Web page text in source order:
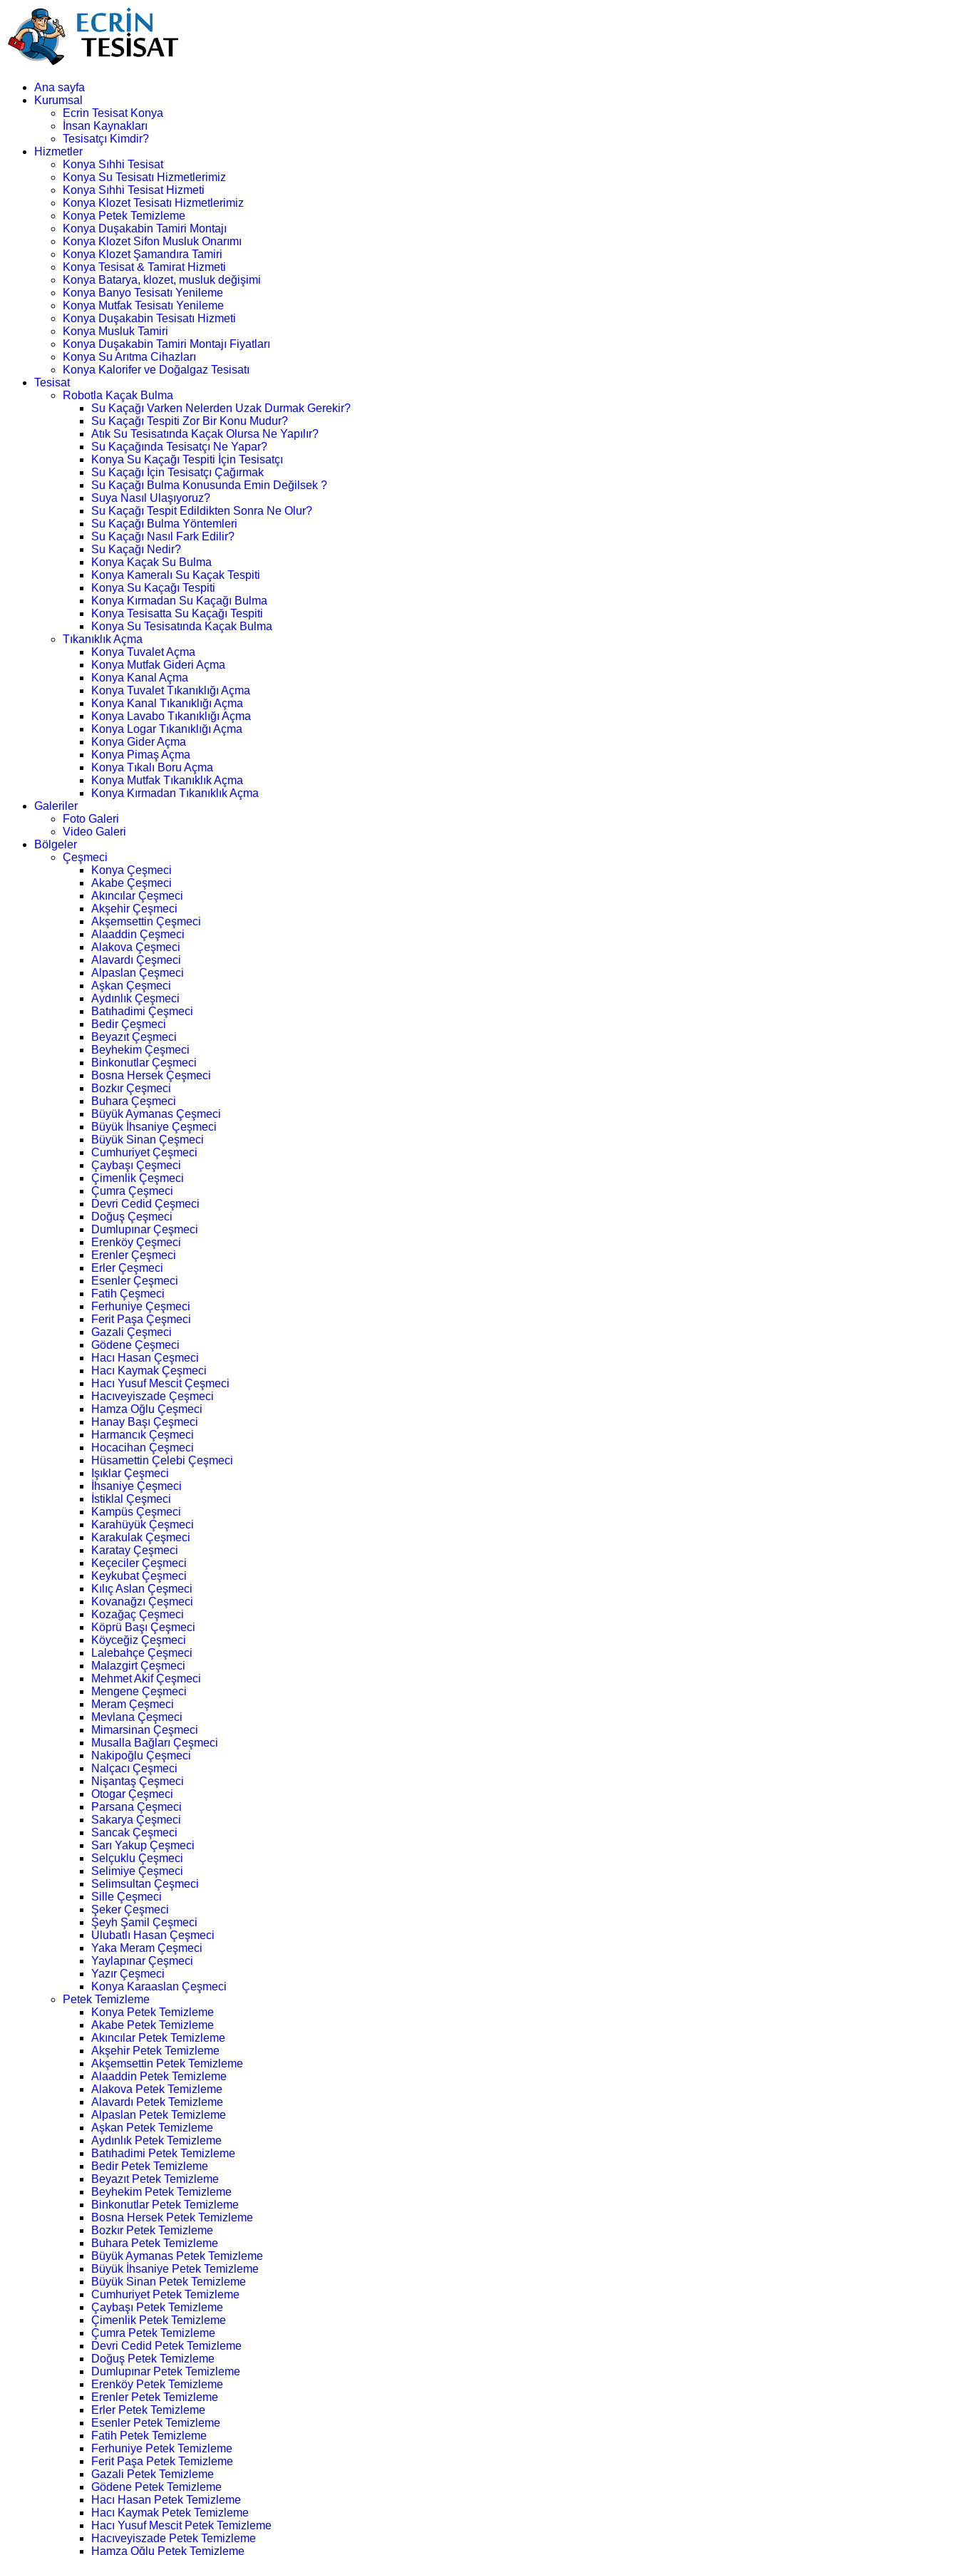
Ana sayfa
Kurumsal
Ecrin Tesisat Konya
İnsan Kaynakları
Tesisatçı Kimdir?
Hizmetler
Konya Sıhhi Tesisat
Konya Su Tesisatı Hizmetlerimiz
Konya Sıhhi Tesisat Hizmeti
Konya Klozet Tesisatı Hizmetlerimiz
Konya Petek Temizleme
Konya Duşakabin Tamiri Montajı
Konya Klozet Sifon Musluk Onarımı
Konya Klozet Şamandıra Tamiri
Konya Tesisat & Tamirat Hizmeti
Konya Batarya, klozet, musluk değişimi
Konya Banyo Tesisatı Yenileme
Konya Mutfak Tesisatı Yenileme
Konya Duşakabin Tesisatı Hizmeti
Konya Musluk Tamiri
Konya Duşakabin Tamiri Montajı Fiyatları
Konya Su Arıtma Cihazları
Konya Kalorifer ve Doğalgaz Tesisatı
Tesisat
Robotla Kaçak Bulma
Su Kaçağı Varken Nelerden Uzak Durmak Gerekir?
Su Kaçağı Tespiti Zor Bir Konu Mudur?
Atık Su Tesisatında Kaçak Olursa Ne Yapılır?
Su Kaçağında Tesisatçı Ne Yapar?
Konya Su Kaçağı Tespiti İçin Tesisatçı
Su Kaçağı İçin Tesisatçı Çağırmak
Su Kaçağı Bulma Konusunda Emin Değilsek ?
Suya Nasıl Ulaşıyoruz?
Su Kaçağı Tespit Edildikten Sonra Ne Olur?
Su Kaçağı Bulma Yöntemleri
Su Kaçağı Nasıl Fark Edilir?
Su Kaçağı Nedir?
Konya Kaçak Su Bulma
Konya Kameralı Su Kaçak Tespiti
Konya Su Kaçağı Tespiti
Konya Kırmadan Su Kaçağı Bulma
Konya Tesisatta Su Kaçağı Tespiti
Konya Su Tesisatında Kaçak Bulma
Tıkanıklık Açma
Konya Tuvalet Açma
Konya Mutfak Gideri Açma
Konya Kanal Açma
Konya Tuvalet Tıkanıklığı Açma
Konya Kanal Tıkanıklığı Açma
Konya Lavabo Tıkanıklığı Açma
Konya Logar Tıkanıklığı Açma
Konya Gider Açma
Konya Pimaş Açma
Konya Tıkalı Boru Açma
Konya Mutfak Tıkanıklık Açma
Konya Kırmadan Tıkanıklık Açma
Galeriler
Foto Galeri
Video Galeri
Bölgeler
Çeşmeci
Konya Çeşmeci
Akabe Çeşmeci
Akıncılar Çeşmeci
Akşehir Çeşmeci
Akşemsettin Çeşmeci
Alaaddin Çeşmeci
Alakova Çeşmeci
Alavardı Çeşmeci
Alpaslan Çeşmeci
Aşkan Çeşmeci
Aydınlık Çeşmeci
Batıhadimi Çeşmeci
Bedir Çeşmeci
Beyazıt Çeşmeci
Beyhekim Çeşmeci
Binkonutlar Çeşmeci
Bosna Hersek Çeşmeci
Bozkır Çeşmeci
Buhara Çeşmeci
Büyük Aymanas Çeşmeci
Büyük İhsaniye Çeşmeci
Büyük Sinan Çeşmeci
Cumhuriyet Çeşmeci
Çaybaşı Çeşmeci
Çimenlik Çeşmeci
Çumra Çeşmeci
Devri Cedid Çeşmeci
Doğuş Çeşmeci
Dumlupınar Çeşmeci
Erenköy Çeşmeci
Erenler Çeşmeci
Erler Çeşmeci
Esenler Çeşmeci
Fatih Çeşmeci
Ferhuniye Çeşmeci
Ferit Paşa Çeşmeci
Gazali Çeşmeci
Gödene Çeşmeci
Hacı Hasan Çeşmeci
Hacı Kaymak Çeşmeci
Hacı Yusuf Mescit Çeşmeci
Hacıveyiszade Çeşmeci
Hamza Oğlu Çeşmeci
Hanay Başı Çeşmeci
Harmancık Çeşmeci
Hocacihan Çeşmeci
Hüsamettin Çelebi Çeşmeci
Işıklar Çeşmeci
İhsaniye Çeşmeci
İstiklal Çeşmeci
Kampüs Çeşmeci
Karahüyük Çeşmeci
Karakulak Çeşmeci
Karatay Çeşmeci
Keçeciler Çeşmeci
Keykubat Çeşmeci
Kılıç Aslan Çeşmeci
Kovanağzı Çeşmeci
Kozağaç Çeşmeci
Köprü Başı Çeşmeci
Köyceğiz Çeşmeci
Lalebahçe Çeşmeci
Malazgirt Çeşmeci
Mehmet Akif Çeşmeci
Mengene Çeşmeci
Meram Çeşmeci
Mevlana Çeşmeci
Mimarsinan Çeşmeci
Musalla Bağları Çeşmeci
Nakipoğlu Çeşmeci
Nalçacı Çeşmeci
Nişantaş Çeşmeci
Otogar Çeşmeci
Parsana Çeşmeci
Sakarya Çeşmeci
Sancak Çeşmeci
Sarı Yakup Çeşmeci
Selçuklu Çeşmeci
Selimiye Çeşmeci
Selimsultan Çeşmeci
Sille Çeşmeci
Şeker Çeşmeci
Şeyh Şamil Çeşmeci
Ulubatlı Hasan Çeşmeci
Yaka Meram Çeşmeci
Yaylapınar Çeşmeci
Yazır Çeşmeci
Konya Karaaslan Çeşmeci
Petek Temizleme
Konya Petek Temizleme
Akabe Petek Temizleme
Akıncılar Petek Temizleme
Akşehir Petek Temizleme
Akşemsettin Petek Temizleme
Alaaddin Petek Temizleme
Alakova Petek Temizleme
Alavardı Petek Temizleme
Alpaslan Petek Temizleme
Aşkan Petek Temizleme
Aydınlık Petek Temizleme
Batıhadimi Petek Temizleme
Bedir Petek Temizleme
Beyazıt Petek Temizleme
Beyhekim Petek Temizleme
Binkonutlar Petek Temizleme
Bosna Hersek Petek Temizleme
Bozkır Petek Temizleme
Buhara Petek Temizleme
Büyük Aymanas Petek Temizleme
Büyük İhsaniye Petek Temizleme
Büyük Sinan Petek Temizleme
Cumhuriyet Petek Temizleme
Çaybaşı Petek Temizleme
Çimenlik Petek Temizleme
Çumra Petek Temizleme
Devri Cedid Petek Temizleme
Doğuş Petek Temizleme
Dumlupınar Petek Temizleme
Erenköy Petek Temizleme
Erenler Petek Temizleme
Erler Petek Temizleme
Esenler Petek Temizleme
Fatih Petek Temizleme
Ferhuniye Petek Temizleme
Ferit Paşa Petek Temizleme
Gazali Petek Temizleme
Gödene Petek Temizleme
Hacı Hasan Petek Temizleme
Hacı Kaymak Petek Temizleme
Hacı Yusuf Mescit Petek Temizleme
Hacıveyiszade Petek Temizleme
Hamza Oğlu Petek Temizleme